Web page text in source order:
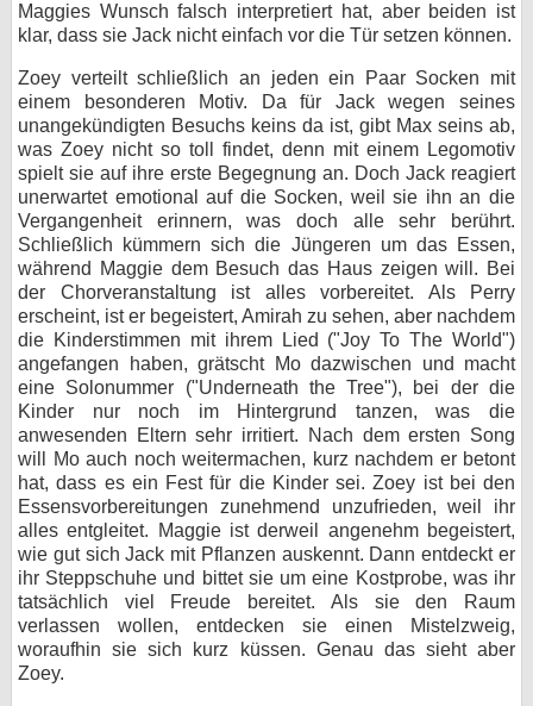
Maggies Wunsch falsch interpretiert hat, aber beiden ist
klar, dass sie Jack nicht einfach vor die Tür setzen können.
Zoey verteilt schließlich an jeden ein Paar Socken mit
einem besonderen Motiv. Da für Jack wegen seines
unangekündigten Besuchs keins da ist, gibt Max seins ab,
was Zoey nicht so toll findet, denn mit einem Legomotiv
spielt sie auf ihre erste Begegnung an. Doch Jack reagiert
unerwartet emotional auf die Socken, weil sie ihn an die
Vergangenheit erinnern, was doch alle sehr berührt.
Schließlich kümmern sich die Jüngeren um das Essen,
während Maggie dem Besuch das Haus zeigen will. Bei
der Chorveranstaltung ist alles vorbereitet. Als Perry
erscheint, ist er begeistert, Amirah zu sehen, aber nachdem
die Kinderstimmen mit ihrem Lied ("Joy To The World")
angefangen haben, grätscht Mo dazwischen und macht
eine Solonummer ("Underneath the Tree"), bei der die
Kinder nur noch im Hintergrund tanzen, was die
anwesenden Eltern sehr irritiert. Nach dem ersten Song
will Mo auch noch weitermachen, kurz nachdem er betont
hat, dass es ein Fest für die Kinder sei. Zoey ist bei den
Essensvorbereitungen zunehmend unzufrieden, weil ihr
alles entgleitet. Maggie ist derweil angenehm begeistert,
wie gut sich Jack mit Pflanzen auskennt. Dann entdeckt er
ihr Steppschuhe und bittet sie um eine Kostprobe, was ihr
tatsächlich viel Freude bereitet. Als sie den Raum
verlassen wollen, entdecken sie einen Mistelzweig,
woraufhin sie sich kurz küssen. Genau das sieht aber
Zoey.